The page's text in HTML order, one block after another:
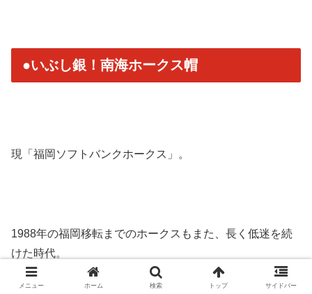
●いぶし銀！南海ホークス帽
現「福岡ソフトバンクホークス」。
1988年の福岡移転までのホークスもまた、 長く低迷を続
けた時代。
メニュー ホーム 検索 トップ サイドバー